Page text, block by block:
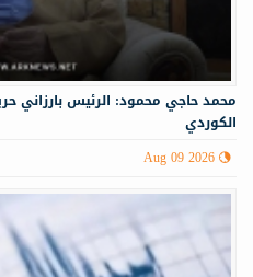
محمد حاجي محمود: الرئيس بارزاني
الكوردي
Aug 09 2026